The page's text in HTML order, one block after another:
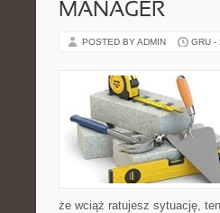
MANAGER
POSTED BY ADMIN GRU -
że wciąż ratujesz sytuację,